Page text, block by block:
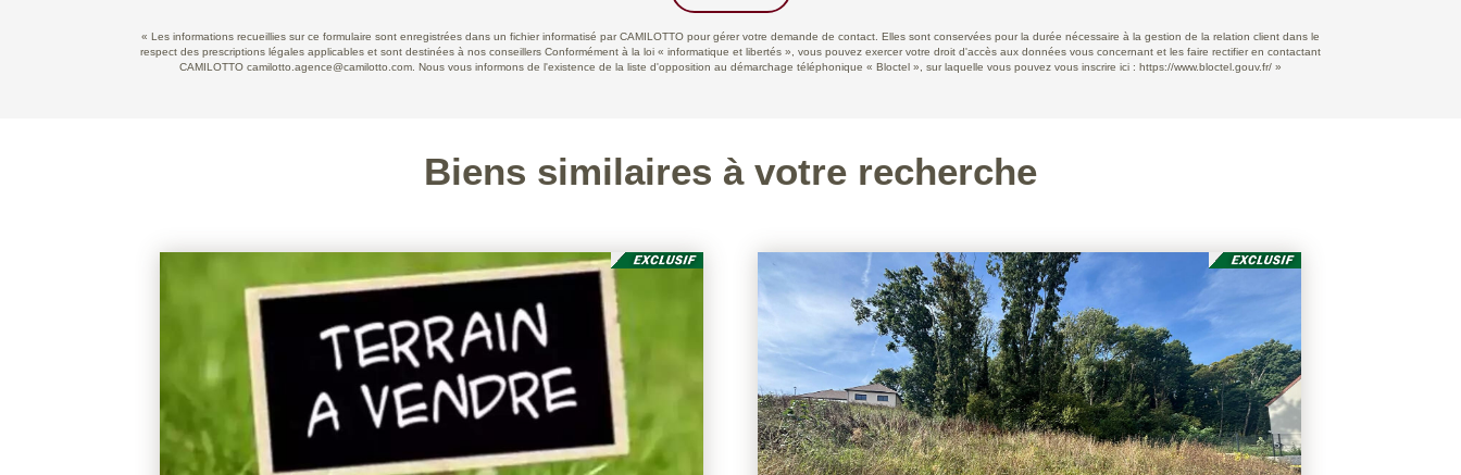
« Les informations recueillies sur ce formulaire sont enregistrées dans un fichier informatisé par CAMILOTTO pour gérer votre demande de contact. Elles sont conservées pour la durée nécessaire à la gestion de la relation client dans le
respect des prescriptions légales applicables et sont destinées à nos conseillers Conformément à la loi « informatique et libertés », vous pouvez exercer votre droit d'accès aux données vous concernant et les faire rectifier en contactant
CAMILOTTO camilotto.agence@camilotto.com. Nous vous informons de l'existence de la liste d'opposition au démarchage téléphonique « Bloctel », sur laquelle vous pouvez vous inscrire ici : https://www.bloctel.gouv.fr/ »
Biens similaires à votre recherche